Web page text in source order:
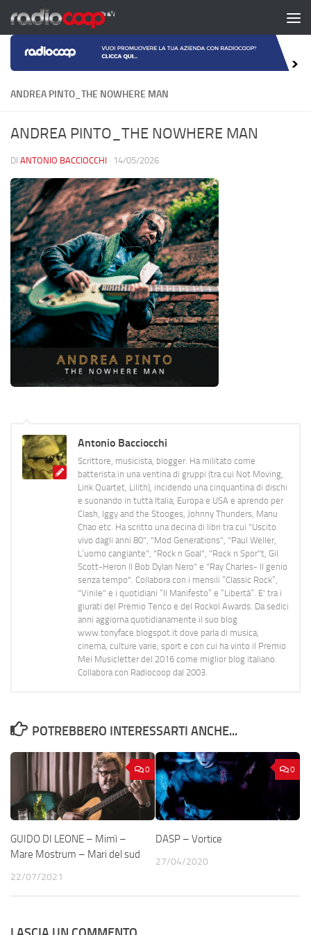
Salta al contenuto
ANDREA PINTO_THE NOWHERE MAN
ANDREA PINTO_THE NOWHERE MAN
DI ANTONIO BACCIOCCHI · 14/05/2026
Antonio Bacciocchi
Scrittore, musicista, blogger. Ha militato come
batterista in una ventina di gruppi (tra cui Not Moving,
Link Quartet, Lilith), incidendo una cinquantina di dischi
e suonando in tutta Italia, Europa e USA e aprendo per
Clash, Iggy and the Stooges, Johnny Thunders, Manu
Chao etc. Ha scritto una decina di libri tra cui "Uscito
vivo dagli anni 80", "Mod Generations", "Paul Weller,
L’uomo cangiante", "Rock n Goal", "Rock n Spor"t, Gil
Scott-Heron Il Bob Dylan Nero" e "Ray Charles- Il genio
senza tempo". Collabora con i mensili “Classic Rock”,
"Vinile" e i quotidiani “Il Manifesto” e “Libertà”. E' tra i
giurati del Premio Tenco e del Rockol Awards. Da sedici
anni aggiorna quotidianamente il suo blog
www.tonyface.blogspot.it dove parla di musica,
cinema, culture varie, sport e con cui ha vinto il Premio
Mei Musicletter del 2016 come miglior blog italiano.
Collabora con Radiocoop dal 2003.
POTREBBERO INTERESSARTI ANCHE...
0
GUIDO DI LEONE – Mimì –
Mare Mostrum – Mari del sud
22/07/2021
0
DASP – Vortice
27/04/2020